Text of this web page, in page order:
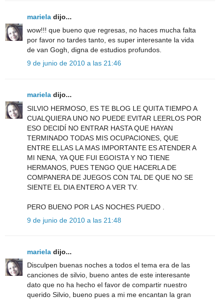
mariela dijo...
wow!!! que bueno que regresas, no haces mucha falta
por favor no tardes tanto, es super interesante la vida
de van Gogh, digna de estudios profundos.
9 de junio de 2010 a las 21:46
mariela dijo...
SILVIO HERMOSO, ES TE BLOG LE QUITA TIEMPO A
CUALQUIERA UNO NO PUEDE EVITAR LEERLOS POR
ESO DECIDÍ NO ENTRAR HASTA QUE HAYAN
TERMINADO TODAS MIS OCUPACIONES, QUE
ENTRE ELLAS LA MAS IMPORTANTE ES ATENDER A
MI NENA, YA QUE FUI EGOISTA Y NO TIENE
HERMANOS, PUES TENGO QUE HACERLA DE
COMPANERA DE JUEGOS CON TAL DE QUE NO SE
SIENTE EL DIA ENTERO A VER TV.
PERO BUENO POR LAS NOCHES PUEDO .
9 de junio de 2010 a las 21:48
mariela dijo...
Disculpen buenas noches a todos el tema era de las
canciones de silvio, bueno antes de este interesante
dato que no ha hecho el favor de compartir nuestro
querido Silvio, bueno pues a mi me encantan la gran